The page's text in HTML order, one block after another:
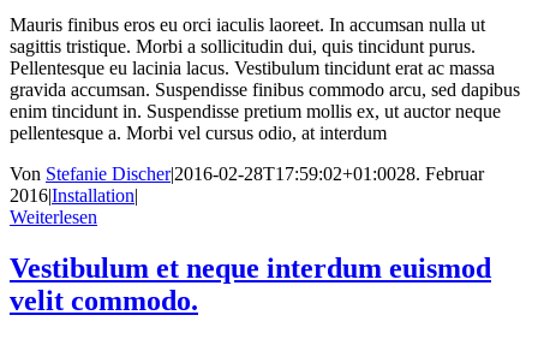
Mauris finibus eros eu orci iaculis laoreet. In accumsan nulla ut
sagittis tristique. Morbi a sollicitudin dui, quis tincidunt purus.
Pellentesque eu lacinia lacus. Vestibulum tincidunt erat ac massa
gravida accumsan. Suspendisse finibus commodo arcu, sed dapibus
enim tincidunt in. Suspendisse pretium mollis ex, ut auctor neque
pellentesque a. Morbi vel cursus odio, at interdum
Von Stefanie Discher|2016-02-28T17:59:02+01:0028. Februar
2016|Installation|
Weiterlesen
Vestibulum et neque interdum euismod
velit commodo.